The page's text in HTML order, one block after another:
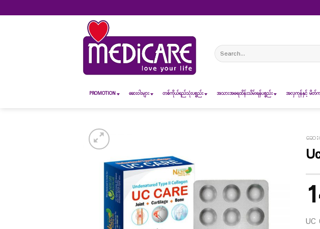
to
Search
for:
PROMOTION ဆေး၀ါးများ တစ်ကိုယ်ရည်သုံးပစ္စည်း အသားအရေထိန်းသိမ်းရန်ပစ္စည်း အလှကုန်နှင့် မိတ်
ဆေး
UC